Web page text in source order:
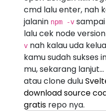
cmd lalu enter, nah
jalanin npm -v
lalu cek node
v nah kalau uda
kamu sudah sukses
mu, sekarang
atau clone dulu
download source
gratis repo nya.